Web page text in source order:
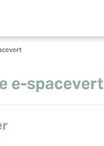
e-spacevert